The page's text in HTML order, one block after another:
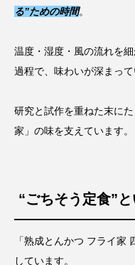
る”ための時間。
温度・湿度・風の流れを
過程で、味わいが深まって
研究と試作を重ねた末に
家」の味を支えています。
“ごちそう定食”
「熟成とんかつ フライ家
しています。